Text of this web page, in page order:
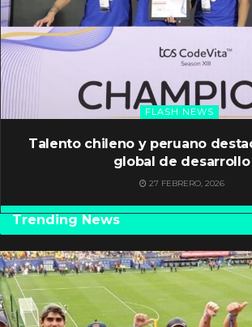
FLASH NEWS
Talento chileno y peruano
global de desarrollo
27 FEBRERO, 2026
Trending News